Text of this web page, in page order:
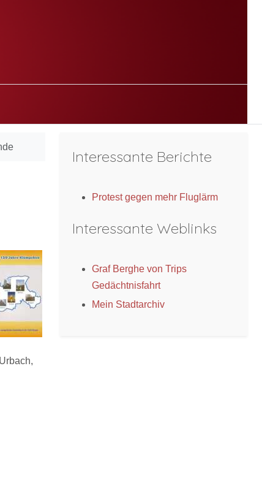
Interessante Berichte
Protest gegen mehr Fluglärm
Interessante Weblinks
Graf Berghe von Trips
Gedächtnisfahrt
Mein Stadtarchiv